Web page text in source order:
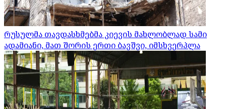
რუსულმა თავდასხმებმა კიევის მახლობლად სამი
ადამიანი, მათ შორის ერთი ბავშვი, იმსხვერპლა